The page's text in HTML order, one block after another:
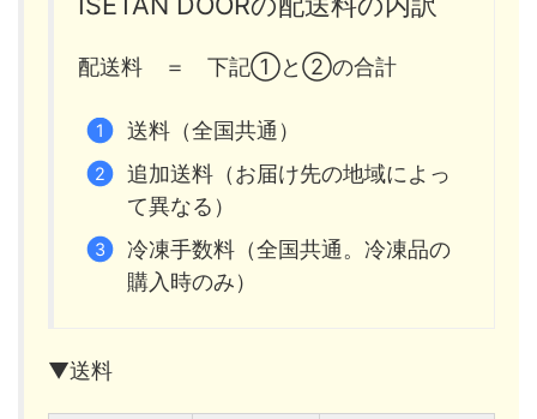
配送料 ＝ 下記①と②の合計
送料（全国共通）
追加送料（お届け先の地域によっ
て異なる）
冷凍手数料（全国共通。冷凍品の
購入時のみ）
▼送料